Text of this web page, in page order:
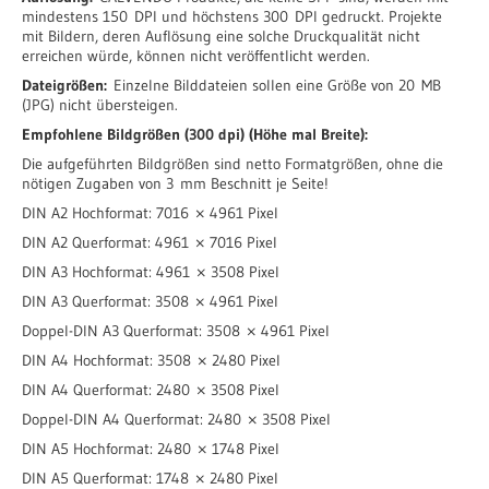
mindestens 150 DPI und höchstens 300 DPI gedruckt. Projekte
mit Bildern, deren Auflösung eine solche Druckqualität nicht
erreichen würde, können nicht veröffentlicht werden.
Dateigrößen: Einzelne Bilddateien sollen eine Größe von 20 MB
(JPG) nicht übersteigen.
Empfohlene Bildgrößen (300 dpi) (Höhe mal Breite):
Die aufgeführten Bildgrößen sind netto Formatgrößen, ohne die
nötigen Zugaben von 3 mm Beschnitt je Seite!
DIN A2 Hochformat: 7016 × 4961 Pixel
DIN A2 Querformat: 4961 × 7016 Pixel
DIN A3 Hochformat: 4961 × 3508 Pixel
DIN A3 Querformat: 3508 × 4961 Pixel
Doppel-DIN A3 Querformat: 3508 × 4961 Pixel
DIN A4 Hochformat: 3508 × 2480 Pixel
DIN A4 Querformat: 2480 × 3508 Pixel
Doppel-DIN A4 Querformat: 2480 × 3508 Pixel
DIN A5 Hochformat: 2480 × 1748 Pixel
DIN A5 Querformat: 1748 × 2480 Pixel